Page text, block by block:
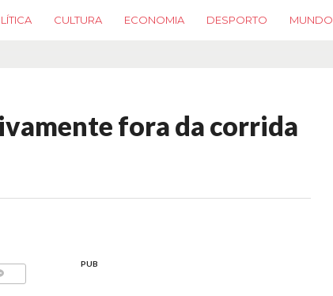
CULTURA ECONOMIA DESPORTO MUNDO
fora da corrida
PUB